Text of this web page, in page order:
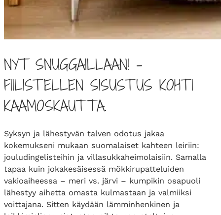
NYT SNUGGAILLAAN! –
FIILISTELLEN SISUSTUS KOHTI
KAAMOSKAUTTA.
Syksyn ja lähestyvän talven odotus jakaa
kokemukseni mukaan suomalaiset kahteen leiriin:
jouludingelisteihin ja villasukkaheimolaisiin. Samalla
tapaa kuin jokakesäisessä mökkirupatteluiden
vakioaiheessa – meri vs. järvi – kumpikin osapuoli
lähestyy aihetta omasta kulmastaan ja valmiiksi
voittajana. Sitten käydään lämminhenkinen ja